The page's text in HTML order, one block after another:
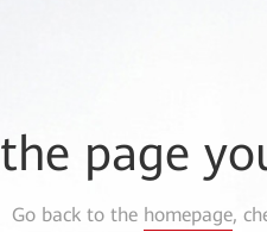
page
Go back to the homepage,